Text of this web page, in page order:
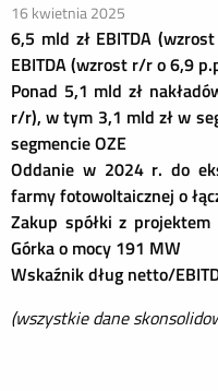
16 kwietnia 2025
6,5 mld zł EBITDA
EBITDA (wzrost r/r o 6,9
Ponad 5,1 mld zł
r/r), w tym 3,1 mld zł w
segmencie OZE
Oddanie w 2024 r. do
farmy fotowoltaicznej o
Zakup spółki z
Górka o mocy 191 MW
Wskaźnik dług netto/
(wszystkie dane